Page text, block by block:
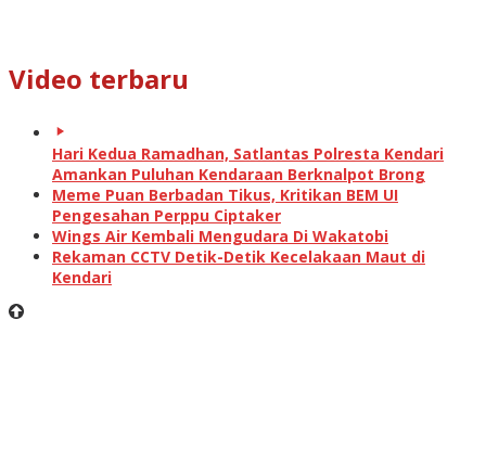
Video terbaru
Hari Kedua Ramadhan, Satlantas Polresta Kendari
Amankan Puluhan Kendaraan Berknalpot Brong
Meme Puan Berbadan Tikus, Kritikan BEM UI
Pengesahan Perppu Ciptaker
Wings Air Kembali Mengudara Di Wakatobi
Rekaman CCTV Detik-Detik Kecelakaan Maut di
Kendari